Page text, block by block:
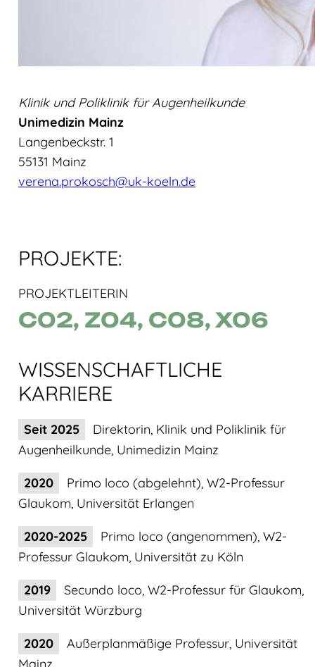
Klinik und Poliklinik für Augenheilkunde
Unimedizin Mainz
Langenbeckstr. 1
55131 Mainz
verena.prokosch@uk-koeln.de
PROJEKTE:
PROJEKTLEITERIN
C02, Z04, C08,X06
WISSENSCHAFTLICHE
KARRIERE
Seit 2025
Direktorin, Klinik und Poliklinik für
Augenheilkunde, Unimedizin Mainz
2020
Primo loco (abgelehnt), W2-Professur
Glaukom, Universität Erlangen
2020-2025
Primo loco (angenommen), W2-
Professur Glaukom, Universität zu Köln
2019
Secundo loco, W2-Professur für Glaukom,
Universität Würzburg
2020
Außerplanmäßige Professur, Universität
Mainz